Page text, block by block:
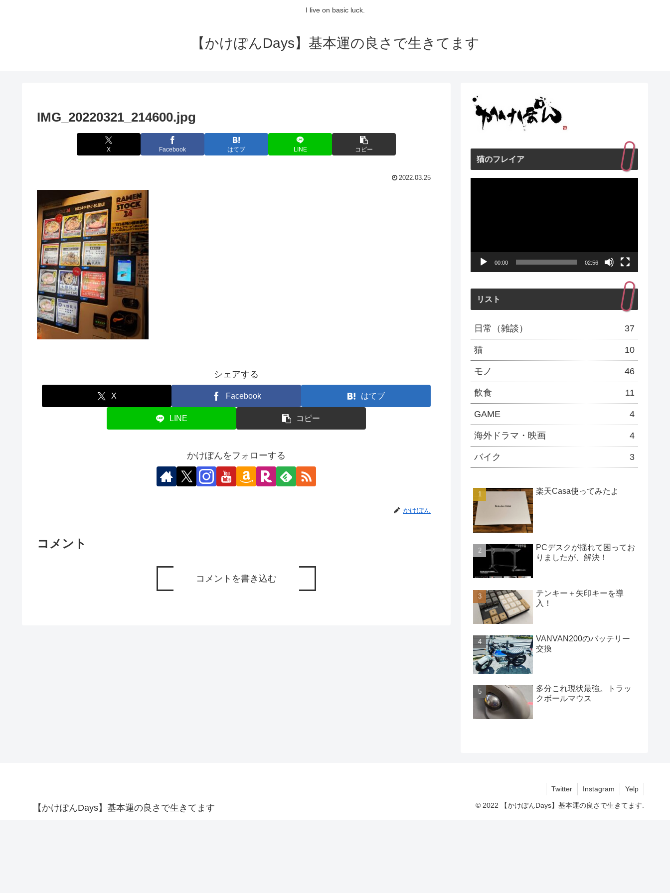
I live on basic luck.
【かけぽんDays】基本運の良さで生きてます
IMG_20220321_214600.jpg
X Facebook はてブ LINE コピー
2022.03.25
シェアする
X Facebook はてブ
LINE コピー
かけぽんをフォローする
かけぽん
コメント
コメントを書き込む
猫のフレイア
00:00 02:56
リスト
日常（雑談） 37
猫 10
モノ 46
飲食 11
GAME 4
海外ドラマ・映画 4
バイク 3
楽天Casa使ってみたよ
PCデスクが揺れて困ってお
りましたが、解決！
テンキー＋矢印キーを導
入！
VANVAN200のバッテリー
交換
多分これ現状最強。トラッ
クボールマウス
【かけぽんDays】基本運の良さで生きてます
Twitter Instagram Yelp
© 2022 【かけぽんDays】基本運の良さで生きてます.